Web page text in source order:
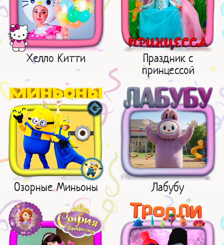
Хелло Китти
Праздник с
принцессой
Озорные Миньоны Лабубу